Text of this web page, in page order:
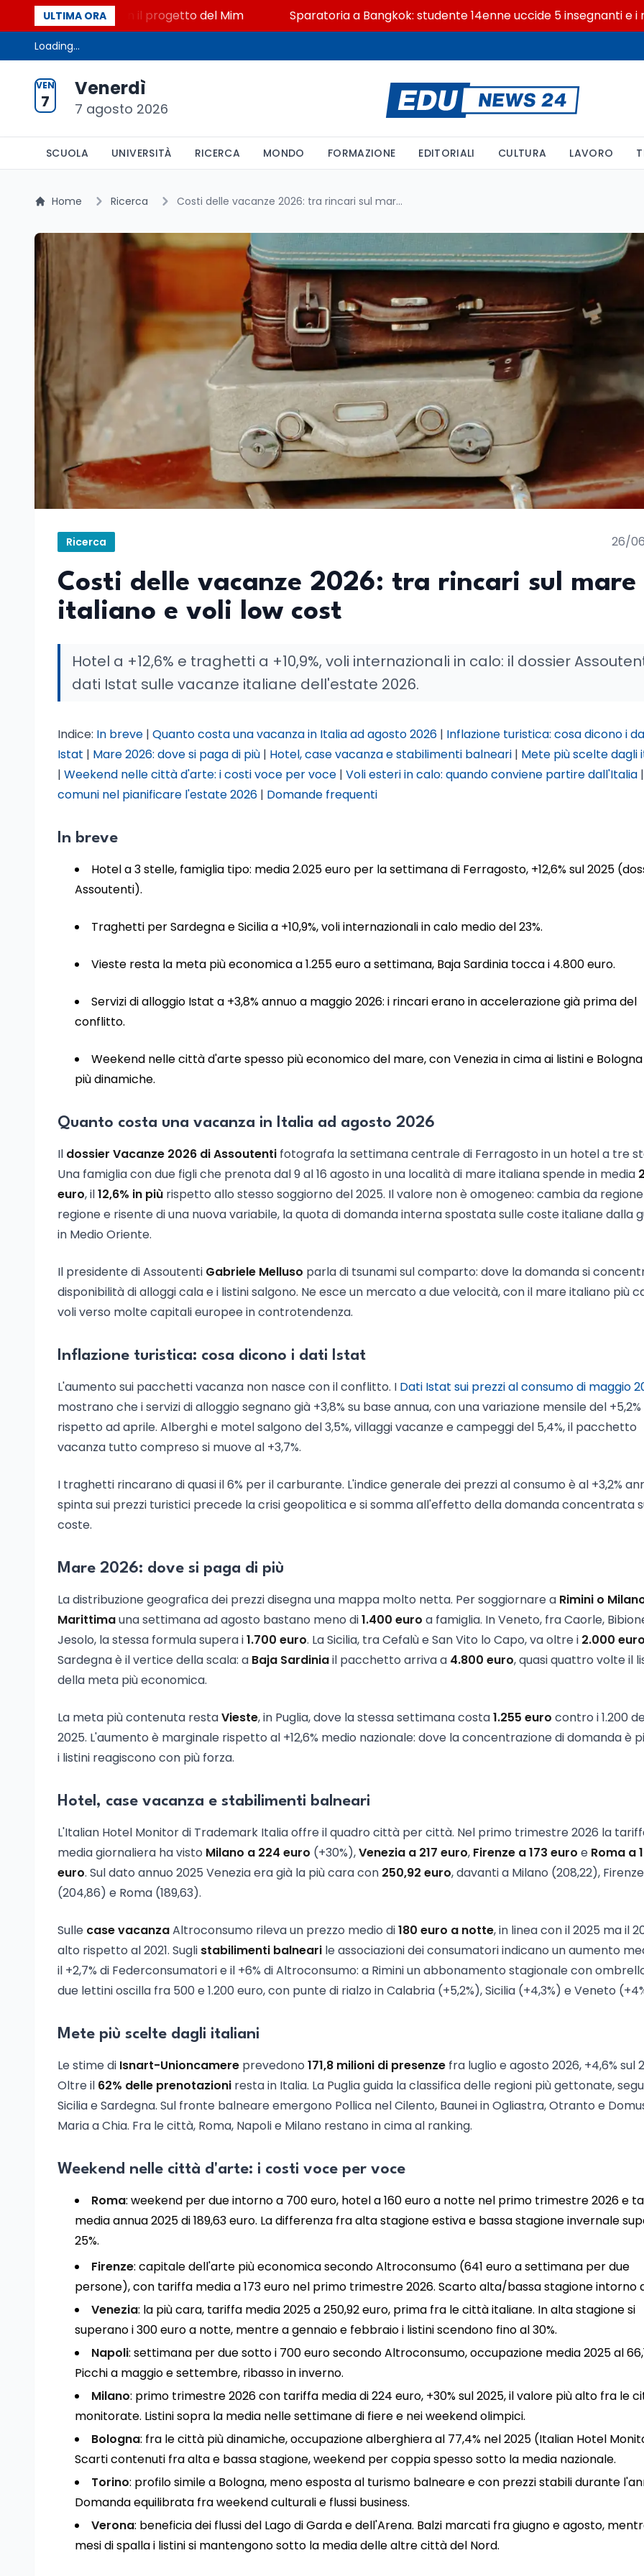
ULTIMA ORA
a Lerici con il progetto del Mim Sparatoria a Bangkok: studente 14enne uccide 5 insegnanti e i nonni
Loading...
VEN
7
Venerdì
7 agosto 2026
SCUOLA UNIVERSITÀ RICERCA MONDO FORMAZIONE EDITORIALI CULTURA LAVORO
Home Ricerca Costi delle vacanze 2026: tra rincari sul mare italiano e voli low cost
Ricerca 26/
Costi delle vacanze 2026: tra rincari sul mare
italiano e voli low cost
Hotel a +12,6% e traghetti a +10,9%, voli internazionali in calo: il dossier
dati Istat sulle vacanze italiane dell'estate 2026.
Indice: In breve | Quanto costa una vacanza in Italia ad agosto 2026 | Inflazione turistica: cosa dicono i
Istat | Mare 2026: dove si paga di più | Hotel, case vacanza e stabilimenti balneari | Mete più scelte dagli
| Weekend nelle città d'arte: i costi voce per voce | Voli esteri in calo: quando conviene partire dall'Italia |
comuni nel pianificare l'estate 2026 | Domande frequenti
In breve
Hotel a 3 stelle, famiglia tipo: media 2.025 euro per la settimana di Ferragosto, +12,6% sul 2025
Assoutenti).
Traghetti per Sardegna e Sicilia a +10,9%, voli internazionali in calo medio del 23%.
Vieste resta la meta più economica a 1.255 euro a settimana, Baja Sardinia tocca i 4.800 euro.
Servizi di alloggio Istat a +3,8% annuo a maggio 2026: i rincari erano in accelerazione già prima del
conflitto.
Weekend nelle città d'arte spesso più economico del mare, con Venezia in cima ai listini e
più dinamiche.
Quanto costa una vacanza in Italia ad agosto 2026
Il dossier Vacanze 2026 di Assoutenti fotografa la settimana centrale di Ferragosto in un hotel a tre
Una famiglia con due figli che prenota dal 9 al 16 agosto in una località di mare italiana spende in media
euro, il12,6% in più rispetto allo stesso soggiorno del 2025. Il valore non è omogeneo: cambia da
regione e risente di una nuova variabile, la quota di domanda interna spostata sulle coste italiane dalla
in Medio Oriente.
Il presidente di Assoutenti Gabriele Melluso parla di tsunami sul comparto: dove la domanda si
disponibilità di alloggi cala e i listini salgono. Ne esce un mercato a due velocità, con il mare italiano più
voli verso molte capitali europee in controtendenza.
Inflazione turistica: cosa dicono i dati Istat
L'aumento sui pacchetti vacanza non nasce con il conflitto. I Dati Istat sui prezzi al consumo di maggio
mostrano che i servizi di alloggio segnano già +3,8% su base annua, con una variazione mensile del +5,2%
rispetto ad aprile. Alberghi e motel salgono del 3,5%, villaggi vacanze e campeggi del 5,4%, il pacchetto
vacanza tutto compreso si muove al +3,7%.
I traghetti rincarano di quasi il 6% per il carburante. L'indice generale dei prezzi al consumo è al +3,2%
spinta sui prezzi turistici precede la crisi geopolitica e si somma all'effetto della domanda concentrata
coste.
Mare 2026: dove si paga di più
La distribuzione geografica dei prezzi disegna una mappa molto netta. Per soggiornare a Rimini o
Marittimauna settimana ad agosto bastano meno di1.400 euro a famiglia. In Veneto, fra Caorle,
Jesolo, la stessa formula supera i1.700 euro. La Sicilia, tra Cefalù e San Vito lo Capo, va oltre i 2.000 euro
Sardegna è il vertice della scala: a Baja Sardiniail pacchetto arriva a 4.800 euro, quasi quattro volte il
della meta più economica.
La meta più contenuta restaVieste, in Puglia, dove la stessa settimana costa1.255 euro contro i 1.200
2025. L'aumento è marginale rispetto al +12,6% medio nazionale: dove la concentrazione di domanda è
i listini reagiscono con più forza.
Hotel, case vacanza e stabilimenti balneari
L'Italian Hotel Monitor di Trademark Italia offre il quadro città per città. Nel primo trimestre 2026 la
media giornaliera ha visto Milano a 224 euro (+30%),Venezia a 217 euro, Firenze a 173 euro e Roma a
euro. Sul dato annuo 2025 Venezia era già la più cara con 250,92 euro, davanti a Milano (208,22), Firenze
(204,86) e Roma (189,63).
Sulle case vacanzaAltroconsumo rileva un prezzo medio di180 euro a notte, in linea con il 2025 ma il
alto rispetto al 2021. Sugli stabilimenti balneari le associazioni dei consumatori indicano un aumento
il +2,7% di Federconsumatori e il +6% di Altroconsumo: a Rimini un abbonamento stagionale con
due lettini oscilla fra 500 e 1.200 euro, con punte di rialzo in Calabria (+5,2%), Sicilia (+4,3%) e Veneto
Mete più scelte dagli italiani
Le stime di Isnart-Unioncamere prevedono 171,8 milioni di presenze fra luglio e agosto 2026, +4,6% sul
Oltre il 62% delle prenotazioni resta in Italia. La Puglia guida la classifica delle regioni più gettonate,
Sicilia e Sardegna. Sul fronte balneare emergono Pollica nel Cilento, Baunei in Ogliastra, Otranto e
Maria a Chia. Fra le città, Roma, Napoli e Milano restano in cima al ranking.
Weekend nelle città d'arte: i costi voce per voce
Roma: weekend per due intorno a 700 euro, hotel a 160 euro a notte nel primo trimestre 2026 e
media annua 2025 di 189,63 euro. La differenza fra alta stagione estiva e bassa stagione invernale
25%.
Firenze: capitale dell'arte più economica secondo Altroconsumo (641 euro a settimana per due
persone), con tariffa media a 173 euro nel primo trimestre 2026. Scarto alta/bassa stagione intorno
Venezia: la più cara, tariffa media 2025 a 250,92 euro, prima fra le città italiane. In alta stagione si
superano i 300 euro a notte, mentre a gennaio e febbraio i listini scendono fino al 30%.
Napoli: settimana per due sotto i 700 euro secondo Altroconsumo, occupazione media 2025 al
Picchi a maggio e settembre, ribasso in inverno.
Milano: primo trimestre 2026 con tariffa media di 224 euro, +30% sul 2025, il valore più alto fra le
monitorate. Listini sopra la media nelle settimane di fiere e nei weekend olimpici.
Bologna: fra le città più dinamiche, occupazione alberghiera al 77,4% nel 2025 (Italian Hotel
Scarti contenuti fra alta e bassa stagione, weekend per coppia spesso sotto la media nazionale.
Torino: profilo simile a Bologna, meno esposta al turismo balneare e con prezzi stabili durante
Domanda equilibrata fra weekend culturali e flussi business.
Verona: beneficia dei flussi del Lago di Garda e dell'Arena. Balzi marcati fra giugno e agosto,
mesi di spalla i listini si mantengono sotto la media delle altre città del Nord.